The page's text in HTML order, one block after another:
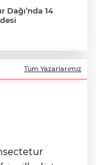
Dağı’nda 14
sıcak asfalt
13 ülke
işgallere
Tüm Yazarlarımız